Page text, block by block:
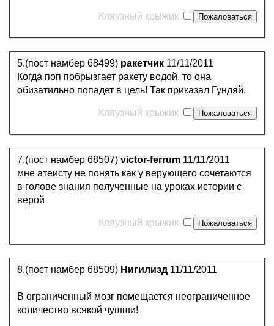
Кляузный крыжик
5.(пост намбер 68499) ракетчик 11/11/2011
Когда поп побрызгает ракету водой, то она
обизатильно попадет в цель! Так приказал Гундяй.
Кляузный крыжик
7.(пост намбер 68507) victor-ferrum 11/11/2011
мне атеисту не понять как у верующего сочетаются
в голове знания полученные на уроках истории с
верой
Кляузный крыжик
8.(пост намбер 68509) Нигилизд 11/11/2011
В ограниченный мозг помещается неограниченное
количество всякой чушши!